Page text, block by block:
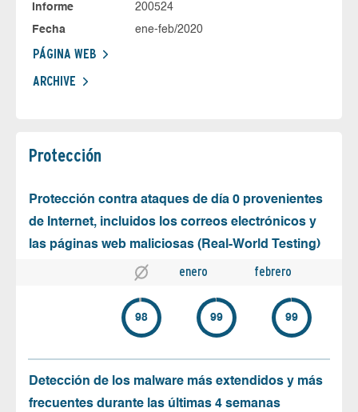
Informe
200524
Fecha
ene-feb/2020
PÁGINA WEB
ARCHIVE
Protección
Protección contra ataques de día 0 provenientes
de Internet, incluidos los correos electrónicos y
las páginas web maliciosas (Real-World Testing)
enero febrero
98 99 99
Detección de los malware más extendidos y más
frecuentes durante las últimas 4 semanas